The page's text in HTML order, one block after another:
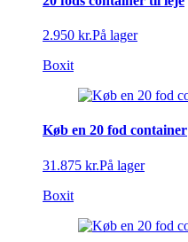
2.950 kr.På lager
Boxit
Køb en 20 fod container
31.875 kr.På lager
Boxit